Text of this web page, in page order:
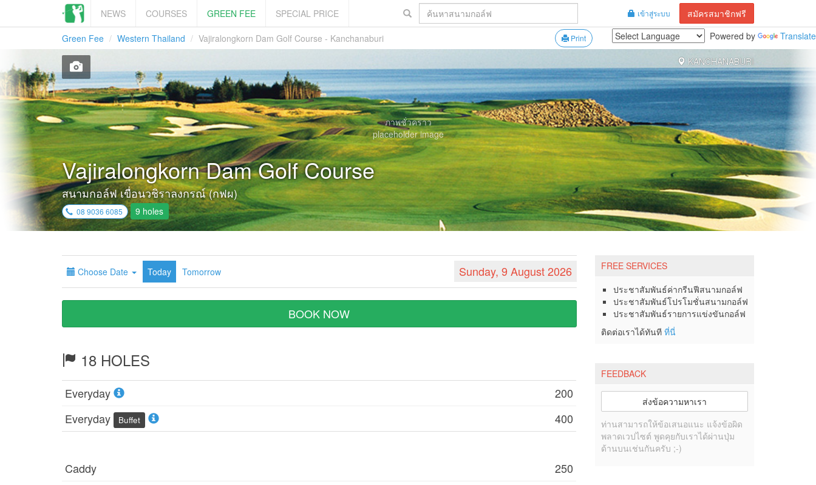
เข้าสู่ระบบ สมัครสมาชิกฟรี
NEWS COURSES GREEN FEE
SPECIAL PRICE
Powered by
Translate
Print
Green Fee Western Thailand
Vajiralongkorn Dam Golf Course - Kanchanaburi
KANCHANABURI
ภาพชั่วคราว
placeholder image
Vajiralongkorn Dam Golf Course
สนามกอล์ฟ เขื่อนวชิราลงกรณ์ (กฟผ)
08 9036 6085 9 holes
Choose Date Today Tomorrow Sunday, 9 August 2026
BOOK NOW
18 HOLES
Everyday
200
Everyday
Buffet 400
Caddy
250
FREE SERVICES
ประชาสัมพันธ์ค่ากรีนฟีสนามกอล์ฟ
ประชาสัมพันธ์โปรโมชั่นสนามกอล์ฟ
ประชาสัมพันธ์รายการแข่งขันกอล์ฟ
ติดต่อเราได้ทันที ที่นี่
FEEDBACK
ส่งข้อความหาเรา
ท่านสามารถให้ข้อเสนอแนะ แจ้งข้อผิด
พลาดเวปไซต์ พูดคุยกับเราได้ผ่านปุ่ม
ด้านบนเช่นกันครับ ;-)